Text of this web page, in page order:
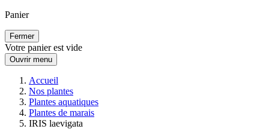
Panier
Fermer
Votre panier est vide
Ouvrir menu
Accueil
Nos plantes
Plantes aquatiques
Plantes de marais
IRIS laevigata